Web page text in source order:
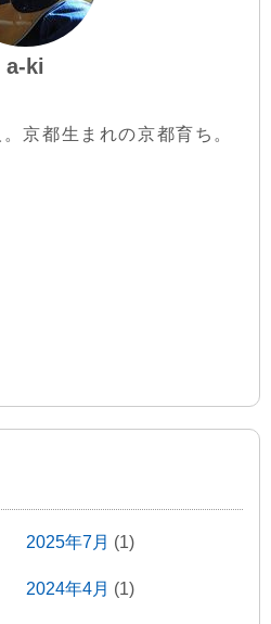
a-ki
京都生まれの京都育ち。
2025年7月 (1)
2024年4月 (1)